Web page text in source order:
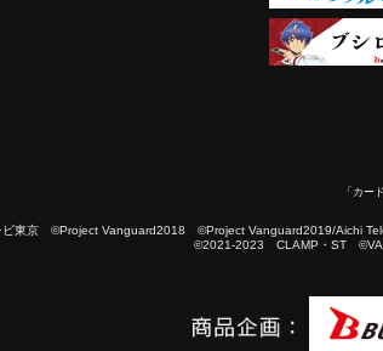
「カー
東京 ©Project Vanguard2018 ©Project Vanguard2019/Aichi
©2021-2023 CLAMP・ST